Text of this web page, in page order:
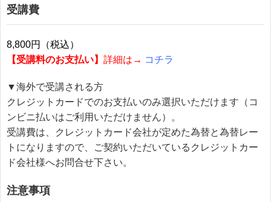
受講費
8,800円（税込）
【受講料のお支払い】 詳細は→ コチラ
▼海外で受講される方
クレジットカードでのお支払いのみ選択いただけます（コ
ンビニ払いはご利用いただけません）。
受講費は、クレジットカード会社が定めた為替と為替レー
トになりますので、ご契約いただいているクレジットカー
ド会社様へお問合せ下さい。
注意事項